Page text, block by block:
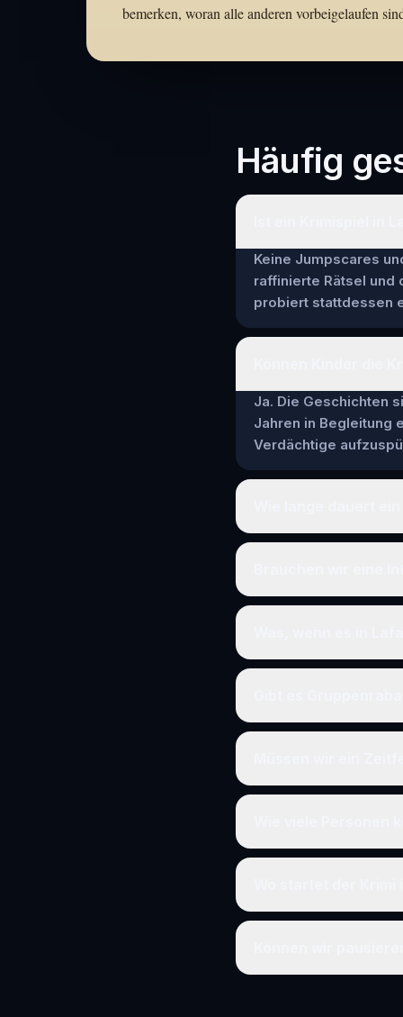
bemerken, woran alle anderen vorbeigelaufen
Häufig
Keine Jumpscares
raffinierte Rätsel und
probiert stattdessen
Ja. Die Geschichten
Jahren in Begleitung
Verdächtige